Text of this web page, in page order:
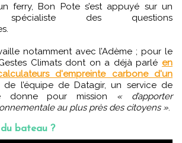
ferry, Bon Pote s’est appuyé sur un
spécialiste des questions
notamment avec l’Adème ; pour le
Climats dont on a déjà parlé en
d'empreinte carbone d'un
l’équipe de Datagir, un service de
donne pour mission « d’apporter
au plus près des citoyens »
du bateau ?